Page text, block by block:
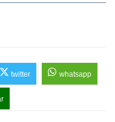
twitter whatsapp